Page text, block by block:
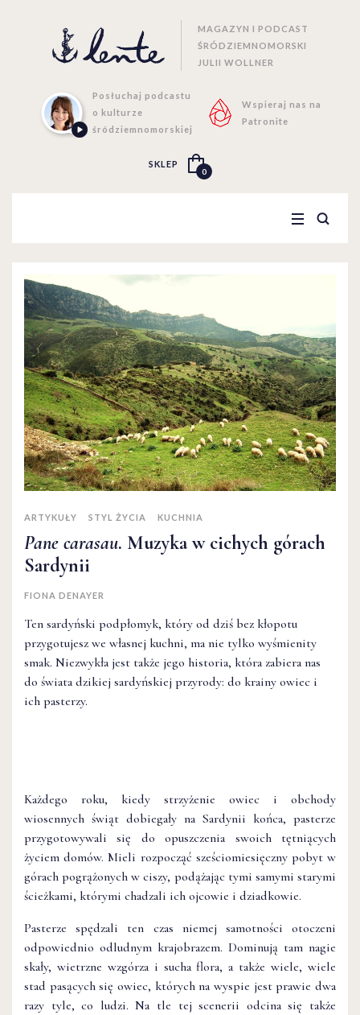
MAGAZYN I PODCAST
ŚRÓDZIEMNOMORSKI
JULII WOLLNER
Posłuchaj podcastu
o kulturze
śródziemnomorskiej
Wspieraj nas na
Patronite
SKLEP
0
ARTYKUŁY STYL ŻYCIA KUCHNIA
Pane carasau. Muzyka w cichych górach
Sardynii
FIONA DENAYER
Ten sardyński podpłomyk, który od dziś bez kłopotu
przygotujesz we własnej kuchni, ma nie tylko wyśmienity
smak. Niezwykła jest także jego historia, która zabiera nas
do świata dzikiej sardyńskiej przyrody: do krainy owiec i
ich pasterzy.
Każdego roku, kiedy strzyżenie owiec i obchody
wiosennych świąt dobiegały na Sardynii końca, pasterze
przygotowywali się do opuszczenia swoich tętniących
życiem domów. Mieli rozpocząć sześciomiesięczny pobyt w
górach pogrążonych w ciszy, podążając tymi samymi starymi
ścieżkami, którymi chadzali ich ojcowie i dziadkowie.
Pasterze spędzali ten czas niemej samotności otoczeni
odpowiednio odludnym krajobrazem. Dominują tam nagie
skały, wietrzne wzgórza i sucha flora, a także wiele, wiele
stad pasących się owiec, których na wyspie jest prawie dwa
razy tyle, co ludzi. Na tle tej scenerii odcina się także